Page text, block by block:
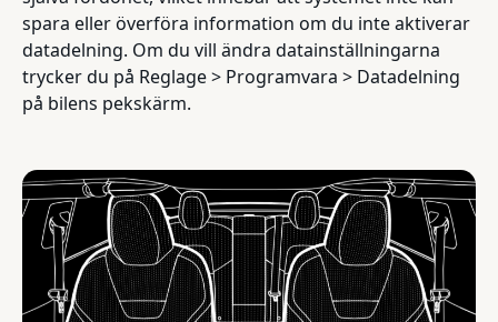
spara eller överföra information om du inte aktiverar
datadelning. Om du vill ändra datainställningarna
trycker du på Reglage > Programvara > Datadelning
på bilens pekskärm.